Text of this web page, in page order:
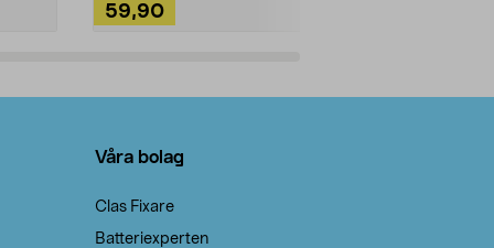
59,90
Våra bolag
Clas Fixare
Batteriexperten